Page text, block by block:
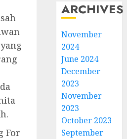
For
ARCHIVES
November
2024
June 2024
December
2023
November
2023
October 2023
September